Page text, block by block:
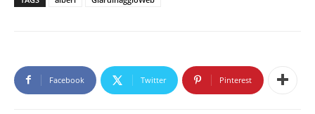
Facebook Twitter Pinterest